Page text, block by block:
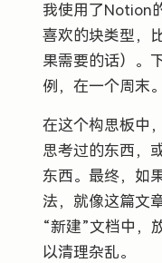
我使用了Notion
喜欢的块类型，
果需要的话）。
例，在一个周末。
在这个构思板中
思考过的东西，
东西。最终，如
法，就像这篇文
“新建”文档中，
以清理杂乱。